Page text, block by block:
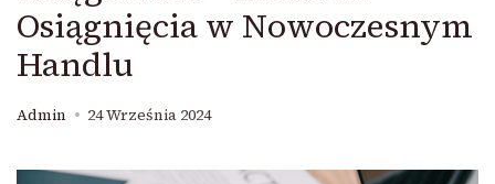
Osiągnięcia w Nowoczesnym
Handlu
Admin 24 Września 2024